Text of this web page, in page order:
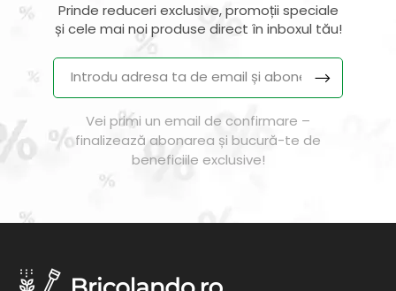
Prinde reduceri exclusive, promoții speciale
și cele mai noi produse direct în inboxul tău!
Vei primi un email de confirmare –
finalizează abonarea și bucură-te de
beneficiile exclusive!